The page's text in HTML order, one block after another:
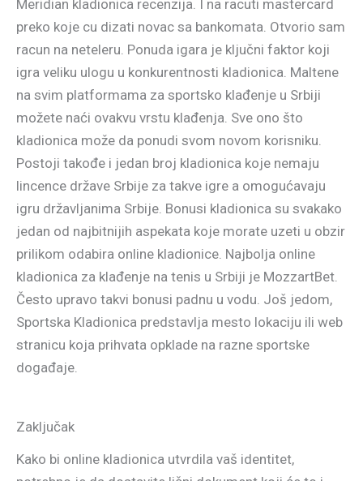
Meridian kladionica recenzija. I na racuti mastercard
preko koje cu dizati novac sa bankomata. Otvorio sam
racun na neteleru. Ponuda igara je ključni faktor koji
igra veliku ulogu u konkurentnosti kladionica. Maltene
na svim platformama za sportsko klađenje u Srbiji
možete naći ovakvu vrstu klađenja. Sve ono što
kladionica može da ponudi svom novom korisniku.
Postoji takođe i jedan broj kladionica koje nemaju
lincence države Srbije za takve igre a omogućavaju
igru državljanima Srbije. Bonusi kladionica su svakako
jedan od najbitnijih aspekata koje morate uzeti u obzir
prilikom odabira online kladionice. Najbolja online
kladionica za klađenje na tenis u Srbiji je MozzartBet.
Često upravo takvi bonusi padnu u vodu. Još jedom,
Sportska Kladionica predstavlja mesto lokaciju ili web
stranicu koja prihvata opklade na razne sportske
događaje.
Zaključak
Kako bi online kladionica utvrdila vaš identitet,